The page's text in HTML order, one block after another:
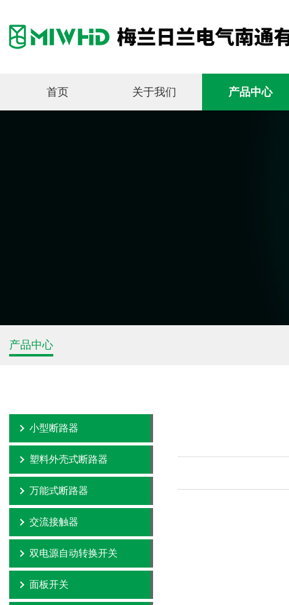
首页 关于我们 产品中心
产品中心
小型断路器
塑料外壳式断路器
万能式断路器
交流接触器
双电源自动转换开关
面板开关